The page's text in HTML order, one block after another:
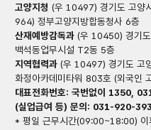
고양지청 (우 10497) 경기도 고양
964) 정부고양지방합동청사 6층
산재예방감독과(우 10450) 경기도
백석동업무시설 T2동 5층
지역협력과(우 10497) 경기도 고
화정아카데미타워 803호 (외국인
대표전화번호: 국번없이 1350,
(실업급여 등) 문의: 031-920-
* 평일 근무시간(09:00~18:00) 이